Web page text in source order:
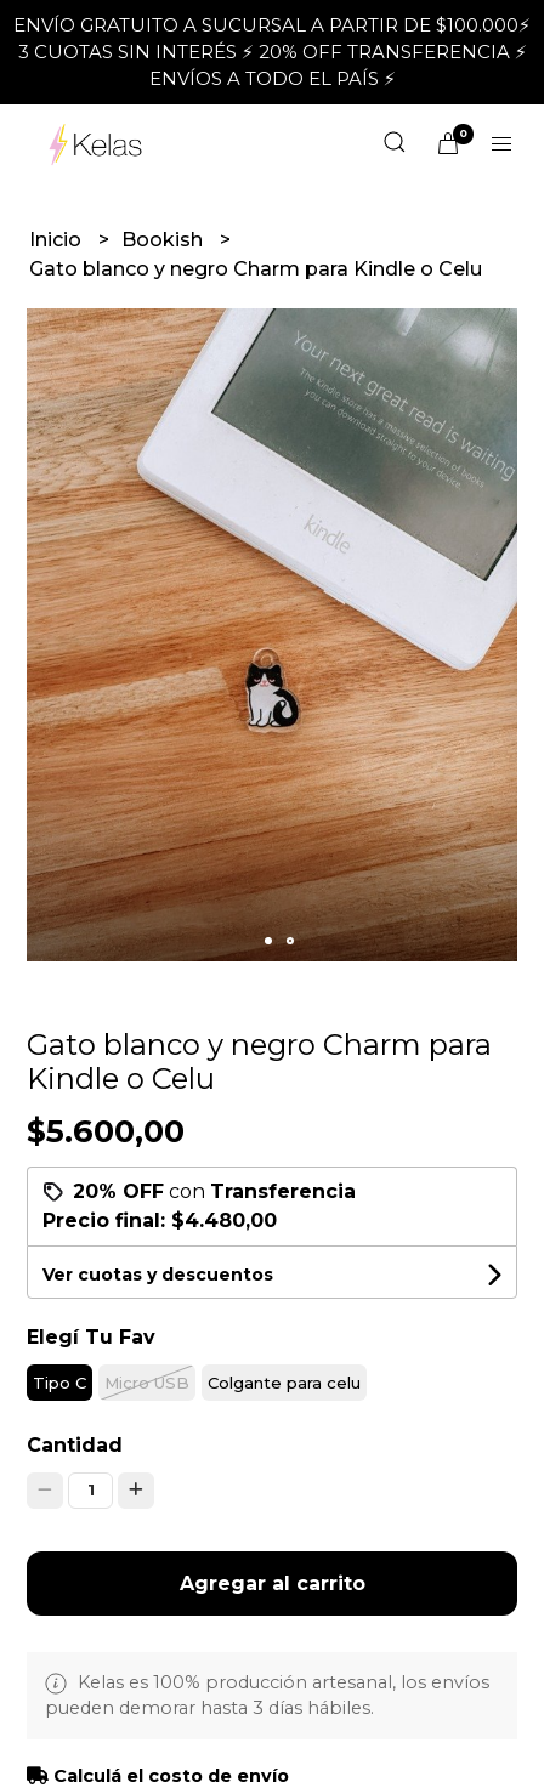
ENVÍO GRATUITO A SUCURSAL A PARTIR DE $100.000⚡
3 CUOTAS SIN INTERÉS ⚡ 20% OFF TRANSFERENCIA ⚡
ENVÍOS A TODO EL PAÍS ⚡
0
Inicio
Bookish
Gato blanco y negro Charm para Kindle o Celu
Gato blanco y negro Charm para
Kindle o Celu
$5.600,00
20% OFF con Transferencia
Precio final: $4.480,00
Ver cuotas y descuentos
Elegí Tu Fav
Tipo C Micro USB Colgante para celu
Cantidad
1
Agregar al carrito
Kelas es 100% producción artesanal, los envíos
pueden demorar hasta 3 días hábiles.
Calculá el costo de envío